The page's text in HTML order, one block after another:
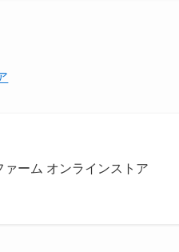
ーム オンラインストア